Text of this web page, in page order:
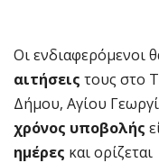
Οι ενδιαφερόμενοι
αιτήσεις τους στο
Δήμου, Αγίου
χρόνος υποβολής
ημέρες και